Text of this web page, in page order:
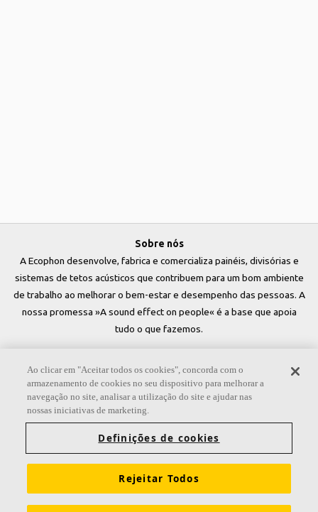
Sobre nós
A Ecophon desenvolve, fabrica e comercializa painéis, divisórias e
sistemas de tetos acústicos que contribuem para um bom ambiente
de trabalho ao melhorar o bem-estar e desempenho das pessoas. A
nossa promessa »A sound effect on people« é a base que apoia
tudo o que fazemos.
Links
Sobre a Ecophon Conhecimentos sobre acústica
Cores e superfícies Exigências funcionais
Sustentabilidade Tools & Services Informação legal
Ao clicar em "Aceitar todos os cookies", concorda com o
armazenamento de cookies no seu dispositivo para melhorar a
navegação no site, analisar a utilização do site e ajudar nas
nossas iniciativas de marketing.
Definições de cookies
Rejeitar Todos